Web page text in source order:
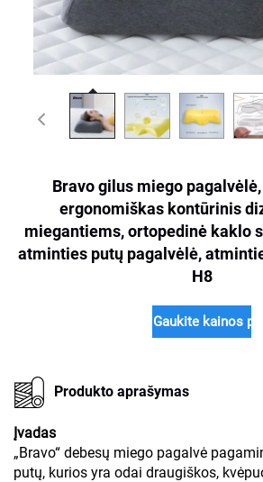
Bravo gilus miego
ergonomiškas kontūrinis
miegantiems, ortopedinė kaklo
atminties putų pagalvėlė,
H8
Gaukite kainos
Produkto aprašymas
Įvadas
„Bravo“ debesų miego pagalvė
putų, kurios yra odai draugiškos,